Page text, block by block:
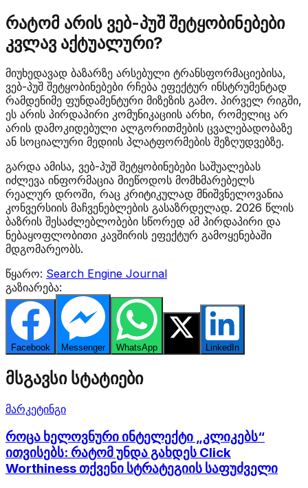
რატომ არის ვებ-პუშ შეტყობინებები
კვლავ აქტუალური?
მიუხედავად ბაზარზე არსებული ტრანსფორმაციებისა,
ვებ-პუშ შეტყობინებები რჩება ეფექტურ ინსტრუმენტად
რამდენიმე ფუნდამენტური მიზეზის გამო. პირველ რიგში,
ეს არის პირდაპირი კომუნიკაციის არხი, რომელიც არ
არის დამოკიდებული ალგორითმების ცვალებადობაზე
ან სოციალური მედიის პლატფორმების შეზღუდვებზე.
გარდა ამისა, ვებ-პუშ შეტყობინებები საშუალებას
იძლევა ინფორმაცია მიეწოდოს მომხმარებელს
რეალურ დროში, რაც კრიტიკულად მნიშვნელოვანია
კონვერსიის მაჩვენებლების გასაზრდელად. 2026 წლის
ბაზრის შესაძლებლობები სწორედ ამ პირდაპირი და
ნებაყოფლობითი კავშირის ეფექტურ გამოყენებაში
მდგომარეობს.
წყარო: Search Engine Journal
გაზიარება:
Facebook Messenger WhatsApp LinkedIn
მსგავსი სტატიები
მარკეტინგი
როცა ხელოვნური ინტელექტი „კლიკებს“
ითვისებს: რატომ უნდა გახდეს Click
Worthiness თქვენი სტრატეგიის საფუძველი